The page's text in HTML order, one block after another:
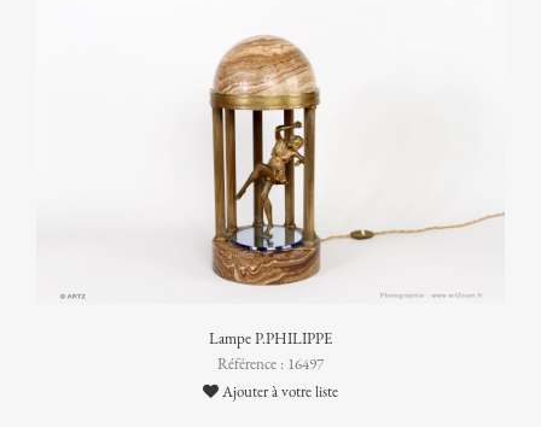
Lampe P.PHILIPPE
Référence : 16497
Ajouter à votre liste